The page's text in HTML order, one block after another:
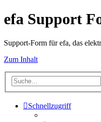
efa Support
Support-Form für efa, das
Zum Inhalt
Schnellzugriff